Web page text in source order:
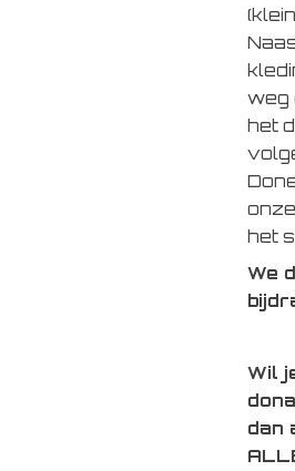
weg
het
het
We
Wil
dan